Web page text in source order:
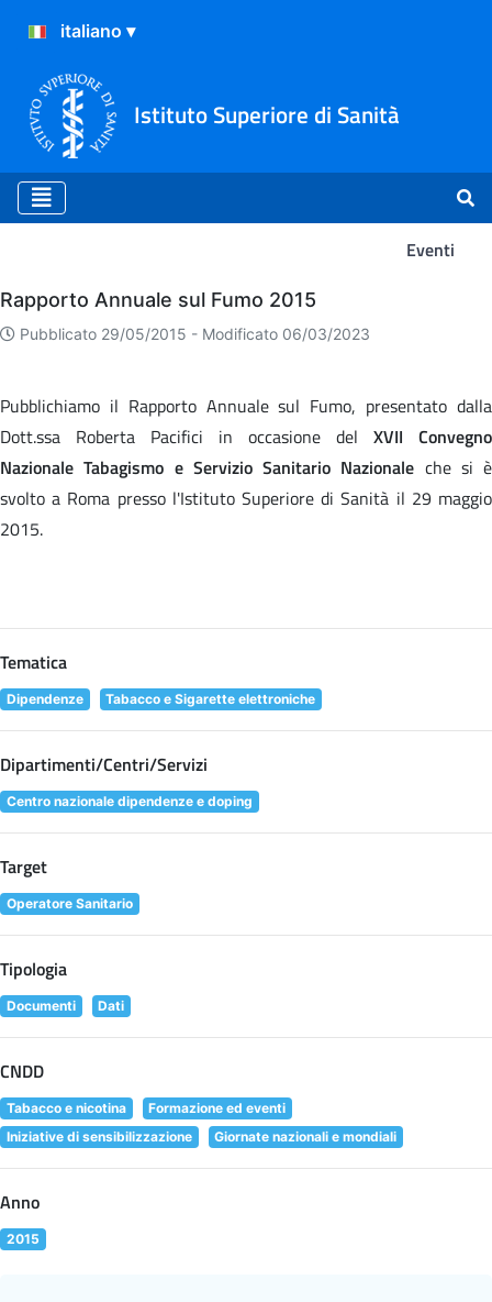
Istituto Superiore di Sanità
Eventi
Eventi
Rapporto Annuale sul Fumo 2015
Pubblicato 29/05/2015 - Modificato 06/03/2023
Pubblichiamo il Rapporto Annuale sul Fumo, presentato dalla
Dott.ssa Roberta Pacifici in occasione del XVII Convegno
Nazionale Tabagismo e Servizio Sanitario Nazionale che si è
svolto a Roma presso l'Istituto Superiore di Sanità il 29 maggio
2015.
Tematica
Dipendenze Tabacco e Sigarette elettroniche
Dipartimenti/Centri/Servizi
Centro nazionale dipendenze e doping
Target
Operatore Sanitario
Tipologia
Documenti Dati
CNDD
Tabacco e nicotina
Formazione ed eventi
Iniziative di sensibilizzazione
Giornate nazionali e mondiali
Anno
2015